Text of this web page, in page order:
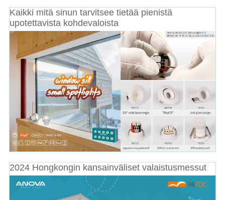
Kaikki mitä sinun tarvitsee tietää pienistä
upotettavista kohdevaloista
2024 Hongkongin kansainväliset valaistusmessut